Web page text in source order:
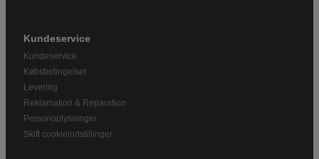
Kundeservice
Kundeservice
Købsbetingelser
Levering
Reklamation & Reparation
Personoplysninger
Skift cookieindstillinger